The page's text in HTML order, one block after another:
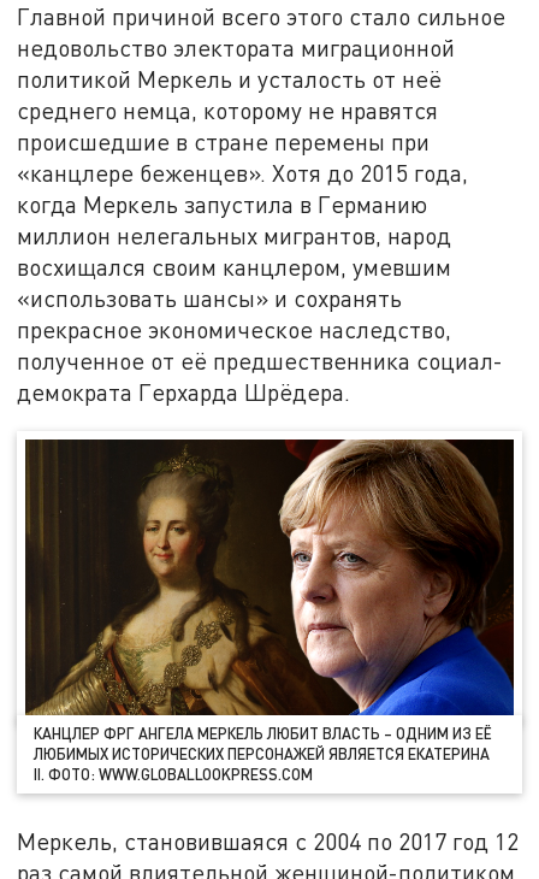
Главной причиной всего этого стало сильное
недовольство электората миграционной
политикой Меркель и усталость от неё
среднего немца, которому не нравятся
происшедшие в стране перемены при
«канцлере беженцев». Хотя до 2015 года,
когда Меркель запустила в Германию
миллион нелегальных мигрантов, народ
восхищался своим канцлером, умевшим
«использовать шансы» и сохранять
прекрасное экономическое наследство,
полученное от её предшественника социал-
демократа Герхарда Шрёдера.
КАНЦЛЕР ФРГ АНГЕЛА МЕРКЕЛЬ ЛЮБИТ ВЛАСТЬ – ОДНИМ ИЗ ЕЁ
ЛЮБИМЫХ ИСТОРИЧЕСКИХ ПЕРСОНАЖЕЙ ЯВЛЯЕТСЯ ЕКАТЕРИНА
II. ФОТО: WWW.GLOBALLOOKPRESS.COM
Меркель, становившаяся с 2004 по 2017 год 12
раз самой влиятельной женщиной-политиком